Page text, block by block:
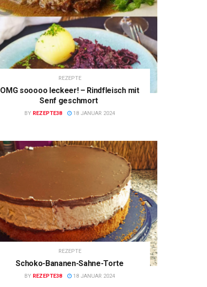
REZEPTE
OMG sooooo leckeer! – Rindfleisch mit
Senf geschmort
BY REZEPTE38 18 JANUAR 2024
REZEPTE
Schoko-Bananen-Sahne-Torte
BY REZEPTE38 18 JANUAR 2024